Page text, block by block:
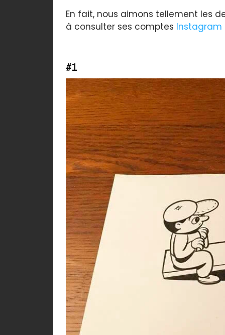
En fait, nous aimons tellement les
à consulter ses comptes Instagram
#1